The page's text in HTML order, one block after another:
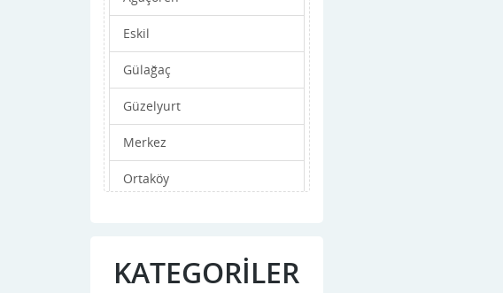
Eskil
Gülağaç
Güzelyurt
Merkez
Ortaköy
KATEGORİLER